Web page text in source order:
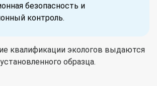
безопасность и
контроль.
квалификации экологов выдаются
образца.